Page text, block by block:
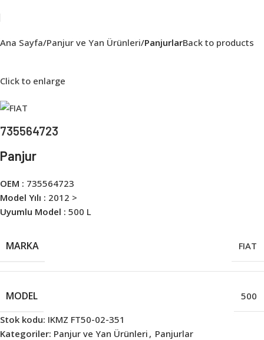
Ana Sayfa Panjur ve Yan Ürünleri PanjurlarBack to products
Click to enlarge
735564723
Panjur
OEM : 735564723
Model Yılı : 2012 >
Uyumlu Model : 500 L
MARKA FIAT
MODEL
500
Stok kodu: IKMZ FT50-02-351
Kategoriler: Panjur ve Yan Ürünleri , Panjurlar